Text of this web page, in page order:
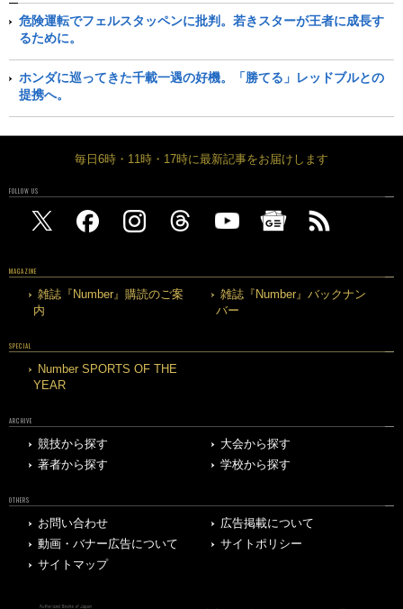
危険運転でフェルスタッペンに批判。若きスターが王者に成長す
るために。
ホンダに巡ってきた千載一遇の好機。「勝てる」レッドブルとの
提携へ。
毎日6時・11時・17時に最新記事をお届けします
FOLLOW US
MAGAZINE
雑誌『Number』購読のご案
内
雑誌『Number』バックナン
バー
SPECIAL
Number SPORTS OF THE
YEAR
ARCHIVE
競技から探す
大会から探す
著者から探す
学校から探す
OTHERS
お問い合わせ
広告掲載について
動画・バナー広告について
サイトポリシー
サイトマップ